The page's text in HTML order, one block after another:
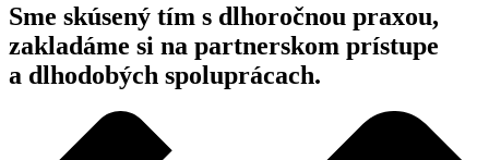
Sme skúsený tím s dlhoročnou praxou,
zakladáme si na partnerskom prístupe
a dlhodobých spoluprácach.